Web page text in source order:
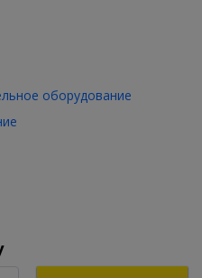
оборудование